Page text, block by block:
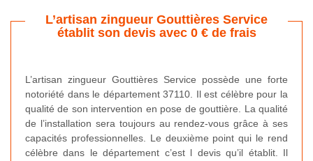
L’artisan zingueur Gouttières Service
établit son devis avec 0 € de frais
L’artisan zingueur Gouttières Service possède une forte
notoriété dans le département 37110. Il est célèbre pour la
qualité de son intervention en pose de gouttière. La qualité
de l’installation sera toujours au rendez-vous grâce à ses
capacités professionnelles. Le deuxième point qui le rend
célèbre dans le département c’est l devis qu’il établit. Il